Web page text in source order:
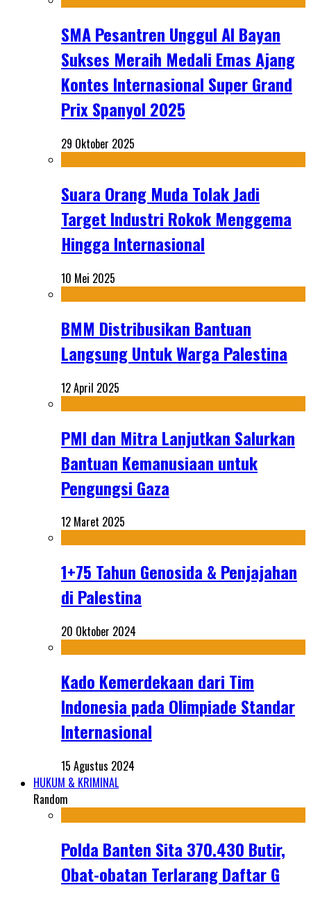
SMA Pesantren Unggul Al Bayan
Sukses Meraih Medali Emas Ajang
Kontes Internasional Super Grand
Prix Spanyol 2025
29 Oktober 2025
Suara Orang Muda Tolak Jadi
Target Industri Rokok Menggema
Hingga Internasional
10 Mei 2025
BMM Distribusikan Bantuan
Langsung Untuk Warga Palestina
12 April 2025
PMI dan Mitra Lanjutkan Salurkan
Bantuan Kemanusiaan untuk
Pengungsi Gaza
12 Maret 2025
1+75 Tahun Genosida & Penjajahan
di Palestina
20 Oktober 2024
Kado Kemerdekaan dari Tim
Indonesia pada Olimpiade Standar
Internasional
15 Agustus 2024
HUKUM & KRIMINAL
Random
Polda Banten Sita 370.430 Butir,
Obat-obatan Terlarang Daftar G